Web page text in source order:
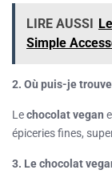
LIRE AUSSI
Simple
2. Où puis-je
Lechocolat vegan
épiceries fines,
3. Le chocolat